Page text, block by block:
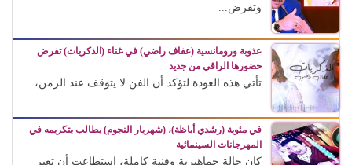
وتفرض...
عذوبة ورومانسية (عفاف راضي) في غناء (الذكريات) تفرض
حضورها الراقي من جديد
تأتي هذه العودة لتؤكد أن الفن لا يتوقف عند الزمن،...
في مئوية (رشدي أباظة)، (شهريار النجوم) يطالب بتكريمه في
المهرجانات السينمائية
كان حالة جماهيرية وفنية كاملة، استطاعت أن تعبر